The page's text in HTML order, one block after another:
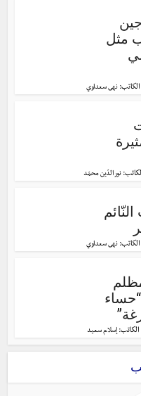
مثل
الكاتب: نهى سعداوي
نور الدّين محمّد
الكاتب: نهى سعداوي
الكاتب: إسلام سعيد